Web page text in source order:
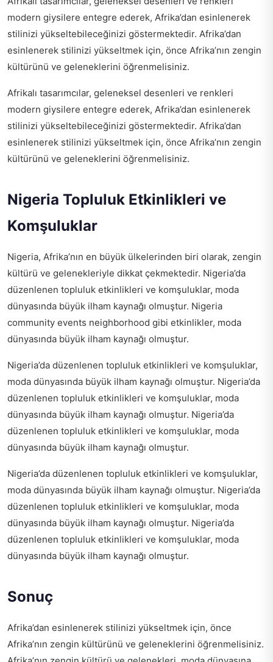
modern giysilere entegre ederek, Afrika’dan esinlenerek
stilinizi yükseltebileceğinizi göstermektedir. Afrika’dan
esinlenerek stilinizi yükseltmek için, önce Afrika’nın zengin
kültürünü ve geleneklerini öğrenmelisiniz.
Afrikalı tasarımcılar, geleneksel desenleri ve renkleri
modern giysilere entegre ederek, Afrika’dan esinlenerek
stilinizi yükseltebileceğinizi göstermektedir. Afrika’dan
esinlenerek stilinizi yükseltmek için, önce Afrika’nın zengin
kültürünü ve geleneklerini öğrenmelisiniz.
Nigeria Topluluk Etkinlikleri ve
Komşuluklar
Nigeria, Afrika’nın en büyük ülkelerinden biri olarak, zengin
kültürü ve gelenekleriyle dikkat çekmektedir. Nigeria’da
düzenlenen topluluk etkinlikleri ve komşuluklar, moda
dünyasında büyük ilham kaynağı olmuştur. Nigeria
community events neighborhood gibi etkinlikler, moda
dünyasında büyük ilham kaynağı olmuştur.
Nigeria’da düzenlenen topluluk etkinlikleri ve komşuluklar,
moda dünyasında büyük ilham kaynağı olmuştur. Nigeria’da
düzenlenen topluluk etkinlikleri ve komşuluklar, moda
dünyasında büyük ilham kaynağı olmuştur. Nigeria’da
düzenlenen topluluk etkinlikleri ve komşuluklar, moda
dünyasında büyük ilham kaynağı olmuştur.
Nigeria’da düzenlenen topluluk etkinlikleri ve komşuluklar,
moda dünyasında büyük ilham kaynağı olmuştur. Nigeria’da
düzenlenen topluluk etkinlikleri ve komşuluklar, moda
dünyasında büyük ilham kaynağı olmuştur. Nigeria’da
düzenlenen topluluk etkinlikleri ve komşuluklar, moda
dünyasında büyük ilham kaynağı olmuştur.
Sonuç
Afrika’dan esinlenerek stilinizi yükseltmek için, önce
Afrika’nın zengin kültürünü ve geleneklerini öğrenmelisiniz.